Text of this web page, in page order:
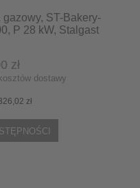
ST-Bakery-
P 28 kW, Stalgast
zł
dostawy
zł